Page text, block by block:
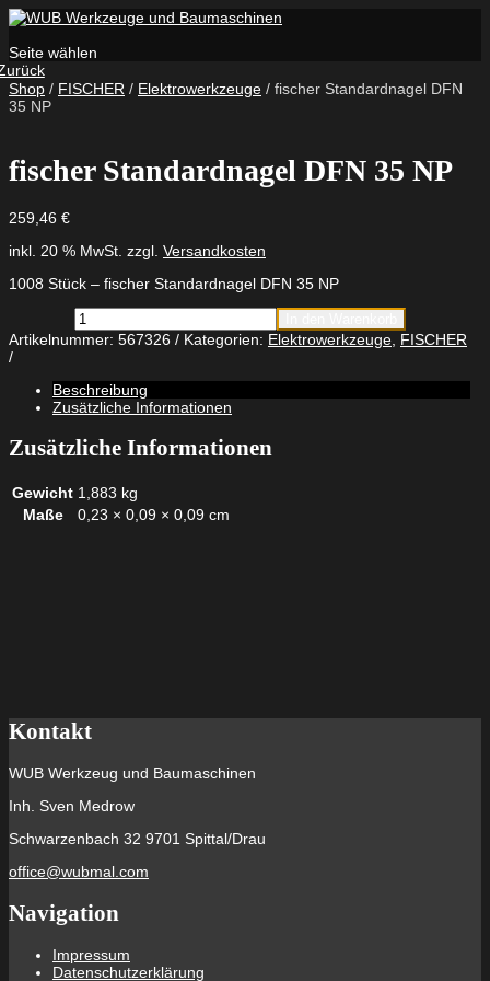
Seite wählen
Shop / FISCHER / Elektrowerkzeuge / fischer Standardnagel DFN
35 NP
fischer Standardnagel DFN 35 NP
259,46 €
inkl. 20 % MwSt. zzgl. Versandkosten
1008 Stück – fischer Standardnagel DFN 35 NP
fischer
Standardnagel
DFN
NP
Menge
Artikelnummer: 567326 Kategorien: Elektrowerkzeuge FISCHER
Beschreibung
Zusätzliche Informationen
Zusätzliche Informationen
Gewicht 1,883 kg
Maße
0,23 × 0,09 × 0,09 cm
Kontakt
WUB Werkzeug und Baumaschinen
Inh. Sven Medrow
Schwarzenbach 32 9701 Spittal/Drau
office@wubmal.com
Navigation
Impressum
Datenschutzerklärung